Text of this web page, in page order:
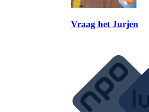
Vraag het Jurjen